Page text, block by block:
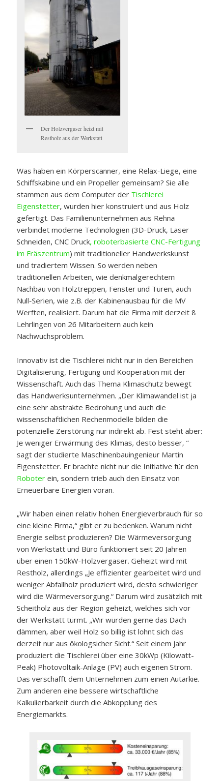
Der Holzvergaser heizt mit
Restholz aus der Werkstatt
Was haben ein Körperscanner, eine Relax-Liege, eine
Schiffskabine und ein Propeller gemeinsam? Sie alle
stammen aus dem Computer der Tischlerei
Eigenstetter, wurden hier konstruiert und aus Holz
gefertigt. Das Familienunternehmen aus Rehna
verbindet moderne Technologien (3D-Druck, Laser
Schneiden, CNC Druck, roboterbasierte CNC-Fertigung
im Fräszentrum) mit traditioneller Handwerkskunst
und tradiertem Wissen. So werden neben
traditionellen Arbeiten, wie denkmalgerechtem
Nachbau von Holztreppen, Fenster und Türen, auch
Null-Serien, wie z.B. der Kabinenausbau für die MV
Werften, realisiert. Darum hat die Firma mit derzeit 8
Lehrlingen von 26 Mitarbeitern auch kein
Nachwuchsproblem.
Innovativ ist die Tischlerei nicht nur in den Bereichen
Digitalisierung, Fertigung und Kooperation mit der
Wissenschaft. Auch das Thema Klimaschutz bewegt
das Handwerksunternehmen. „Der Klimawandel ist ja
eine sehr abstrakte Bedrohung und auch die
wissenschaftlichen Rechenmodelle bilden die
potenzielle Zerstörung nur indirekt ab. Fest steht aber:
Je weniger Erwärmung des Klimas, desto besser, “
sagt der studierte Maschinenbauingenieur Martin
Eigenstetter. Er brachte nicht nur die Initiative für den
Roboter ein, sondern trieb auch den Einsatz von
Erneuerbare Energien voran.
„Wir haben einen relativ hohen Energieverbrauch für so
eine kleine Firma,“ gibt er zu bedenken. Warum nicht
Energie selbst produzieren? Die Wärmeversorgung
von Werkstatt und Büro funktioniert seit 20 Jahren
über einen 150kW-Holzvergaser. Geheizt wird mit
Restholz, allerdings „Je effizienter gearbeitet wird und
weniger Abfallholz produziert wird, desto schwieriger
wird die Wärmeversorgung.“ Darum wird zusätzlich mit
Scheitholz aus der Region geheizt, welches sich vor
der Werkstatt türmt. „Wir würden gerne das Dach
dämmen, aber weil Holz so billig ist lohnt sich das
derzeit nur aus ökologsicher Sicht.“ Seit einem Jahr
produziert die Tischlerei über eine 30kWp (Kilowatt-
Peak) Photovoltaik-Anlage (PV) auch eigenen Strom.
Das verschafft dem Unternehmen zum einen Autarkie.
Zum anderen eine bessere wirtschaftliche
Kalkulierbarkeit durch die Abkopplung des
Energiemarkts.